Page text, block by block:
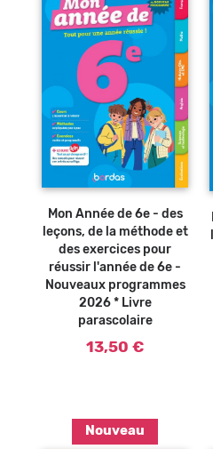
Ajouter au
Mon Année de 6e - des
leçons, de la méthode et
des exercices pour
réussir l'année de 6e -
Nouveaux programmes
2026 * Livre
parascolaire
13,50 €
Nouveau